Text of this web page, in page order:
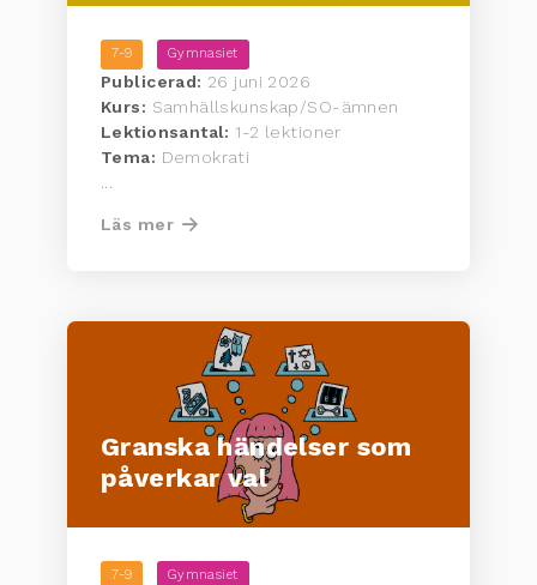
7-9 Gymnasiet
Publicerad: 26 juni 2026
Kurs: Samhällskunskap/SO-ämnen
Lektionsantal: 1-2 lektioner
Tema: Demokrati
Läs mer
Granska händelser som
påverkar val
7-9 Gymnasiet